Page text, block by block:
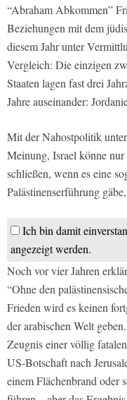
“Abraham Abkommen”
Beziehungen mit dem
diesem Jahr unter
Vergleich: Die einzigen
Staaten lagen fast drei
Jahre auseinander:
Mit der Nahostpolitik
Meinung, Israel könne
schließen, wenn es eine
Palästinenserführung
Ich bin damit
angezeigt werden.
Noch vor vier Jahren
“Ohne den
Frieden wird es keinen
der arabischen Welt
Zeugnis einer völlig
US-Botschaft nach
einem Flächenbrand oder